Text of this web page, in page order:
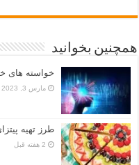
همچنین بخوانید
خواسته های
مارس 3, 2023
طرز تهیه
2 هفته قبل